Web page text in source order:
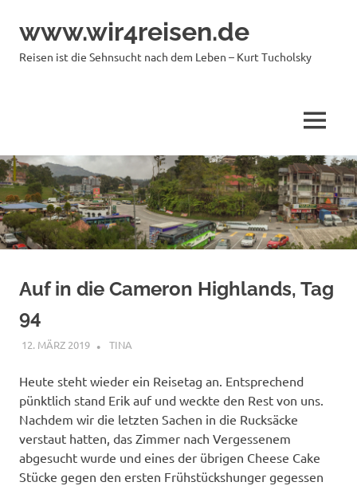
Inhaltwww.wir4reisen.de
Reisen ist die Sehnsucht nach dem Leben – Kurt Tucholsky
MENÜ
Auf in die Cameron Highlands, Tag
94
12. MÄRZ 2019 TINA
Heute steht wieder ein Reisetag an. Entsprechend
pünktlich stand Erik auf und weckte den Rest von uns.
Nachdem wir die letzten Sachen in die Rucksäcke
verstaut hatten, das Zimmer nach Vergessenem
abgesucht wurde und eines der übrigen Cheese Cake
Stücke gegen den ersten Frühstückshunger gegessen